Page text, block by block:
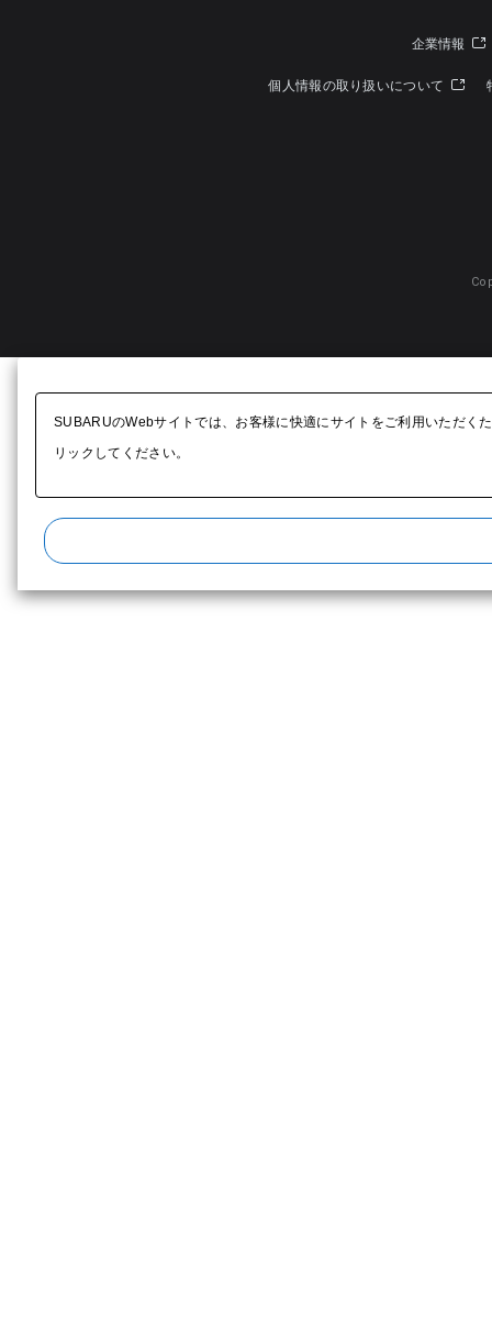
企業情報
個人情報の取り扱いについて
SUBARUのWebサイトでは、お客様に快適にサイトをご利用いただく
リックしてください。​